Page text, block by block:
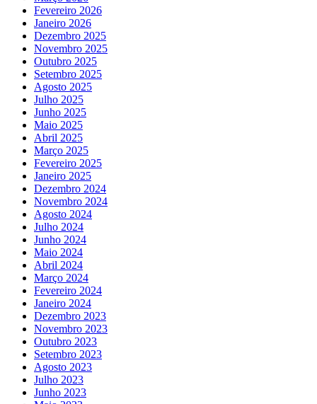
Fevereiro 2026
Janeiro 2026
Dezembro 2025
Novembro 2025
Outubro 2025
Setembro 2025
Agosto 2025
Julho 2025
Junho 2025
Maio 2025
Abril 2025
Março 2025
Fevereiro 2025
Janeiro 2025
Dezembro 2024
Novembro 2024
Agosto 2024
Julho 2024
Junho 2024
Maio 2024
Abril 2024
Março 2024
Fevereiro 2024
Janeiro 2024
Dezembro 2023
Novembro 2023
Outubro 2023
Setembro 2023
Agosto 2023
Julho 2023
Junho 2023